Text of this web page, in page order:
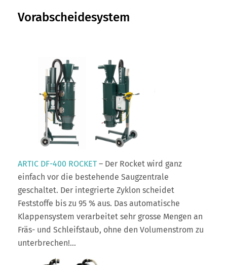
Vorabscheidesystem
ARTIC DF-400 ROCKET – Der Rocket wird ganz
einfach vor die bestehende Saugzentrale
geschaltet. Der integrierte Zyklon scheidet
Feststoffe bis zu 95 % aus. Das automatische
Klappensystem verarbeitet sehr grosse Mengen an
Fräs- und Schleifstaub, ohne den Volumenstrom zu
unterbrechen!…